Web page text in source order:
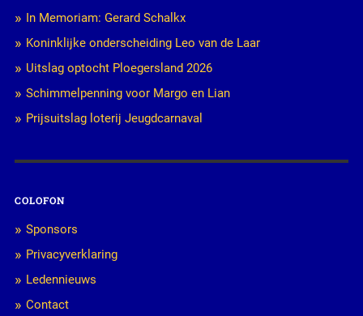
In Memoriam: Gerard Schalkx
Koninklijke onderscheiding Leo van de Laar
Uitslag optocht Ploegersland 2026
Schimmelpenning voor Margo en Lian
Prijsuitslag loterij Jeugdcarnaval
COLOFON
Sponsors
Privacyverklaring
Ledennieuws
Contact